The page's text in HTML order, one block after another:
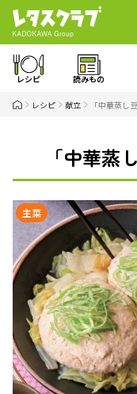
レシピ 読みもの
レシピ 献立 「中華蒸し
「中華蒸
主菜